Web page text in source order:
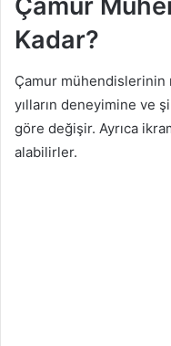
Kadar?
Çamur mühendislerinin
yılların deneyimine ve
göre değişir. Ayrıca
alabilirler.